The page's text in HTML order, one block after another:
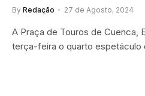
By Redação 27 de Agosto, 2024
A Praça de Touros de Cuenca,
terça-feira o quarto espetáculo